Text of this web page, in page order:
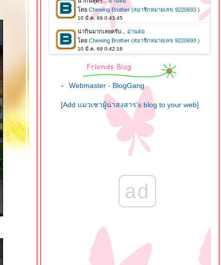
Webmaster - BlogGang
[Add แมวเซาผู้น่าสงสาร's blog to your web]
ad